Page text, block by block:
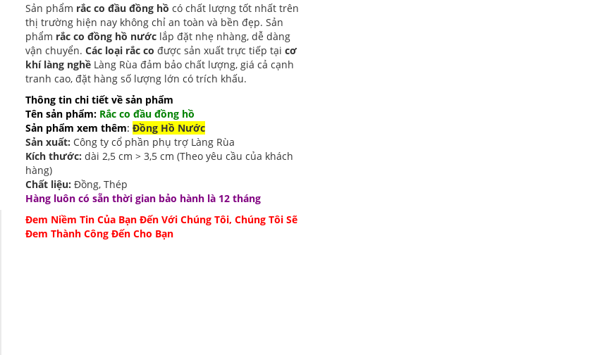
Sản phẩm rắc co đầu đồng hồ có chất lượng tốt nhất trên
thị trường hiện nay không chỉ an toàn và bền đẹp. Sản
phẩm rắc co đồng hồ nướclắp đặt nhẹ nhàng, dễ dàng
vận chuyển. Các loại rắc co được sản xuất trực tiếp tại cơ
khí làng nghềLàng Rùa đảm bảo chất lượng, giá cả cạnh
tranh cao, đặt hàng số lượng lớn có trích khấu.
Thông tin chi tiết về sản phẩm
Tên sản phẩm: Rắc co đầu đồng hồ
Sản phẩm xem thêm: Đồng Hồ Nước
Sản xuất: Công ty cổ phần phụ trợ Làng Rùa
Kích thước: dài 2,5 cm > 3,5 cm (Theo yêu cầu của khách
hàng)
Chất liệu: Đồng, Thép
Hàng luôn có sẵn thời gian bảo hành là 12 tháng
Đem Niềm Tin Của Bạn Đến Với Chúng Tôi, Chúng Tôi Sẽ
Đem Thành Công Đến Cho Bạn